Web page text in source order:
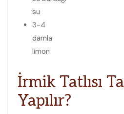
su
3-4
damla
limon
İrmik Tatlısı
Yapılır?